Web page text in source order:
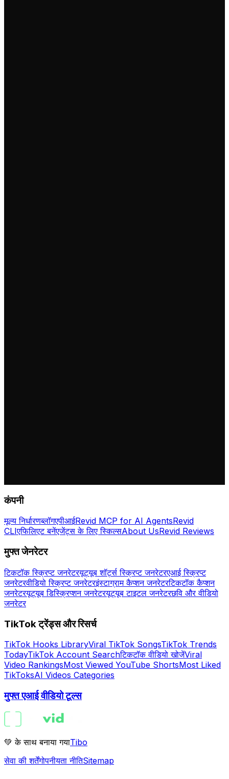
कंपनी
मूल्य निर्धारणब्लॉगएपीआईRevid MCP for AI AgentsRevid
CLIएफिलिएट बनेंएजेंट्स के लिए स्किल्सAbout UsRevid Reviews
मुफ्त जेनरेटर
टिकटॉक स्क्रिप्ट जनरेटरयूट्यूब शॉर्ट्स स्क्रिप्ट जनरेटरएआई स्क्रिप्ट
जनरेटरवीडियो स्क्रिप्ट जनरेटरइंस्टाग्राम कैप्शन जनरेटरटिकटॉक कैप्शन
जनरेटरयूट्यूब डिस्क्रिप्शन जनरेटरयूट्यूब टाइटल जनरेटरछवि और वीडियो
जनरेटर
TikTok ट्रेंड्स और रिसर्च
TikTok Hooks LibraryViral TikTok SongsTikTok Trends
TodayTikTok Account Searchटिकटॉक वीडियो खोजेंViral
Video RankingsMost Viewed YouTube ShortsMost Liked
TikToksAI Videos Categories
मुफ्त एआई वीडियो टूल्स
💚 के साथ बनाया गयाTibo
सेवा की शर्तेंगोपनीयता नीतिSitemap